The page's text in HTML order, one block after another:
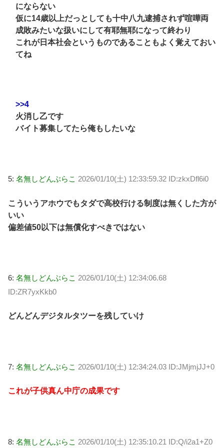
にならない
仮に14歳以上だっとしても十中八九逮捕されず喧嘩両
成敗みたいな扱いにして有耶無耶になって終わり
これが日本社会というものであることもよく覚えておい
てね
>>4
火消し乙です
バイト募集してたら俺もしたいな
5: 名無しどんぶらこ 2026/01/10(土) 12:33:59.32 ID:zkxDfl6i0
こういうアホウでもタダで高校行ける制度は無くした方が
いい
偏差値50以下は無償化すべきではない
6: 名無しどんぶらこ 2026/01/10(土) 12:34:06.68
ID:ZR7yxKkb0
どんどんデジタルタツーを残していけ
7: 名無しどんぶらこ 2026/01/10(土) 12:34:24.03 ID:JMjmjJJ+0
これが子供真ん中庁の成果です
8: 名無しどんぶらこ 2026/01/10(土) 12:35:10.21 ID:Q/i2a1+Z0